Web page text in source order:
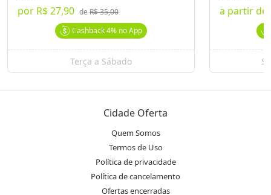
por R$ 27,90 deR$ 35,00
Cashback4%no App
Terça a Sábado
a partir de
Cidade Oferta
Quem Somos
Termos de Uso
Política de privacidade
Política de cancelamento
Ofertas encerradas